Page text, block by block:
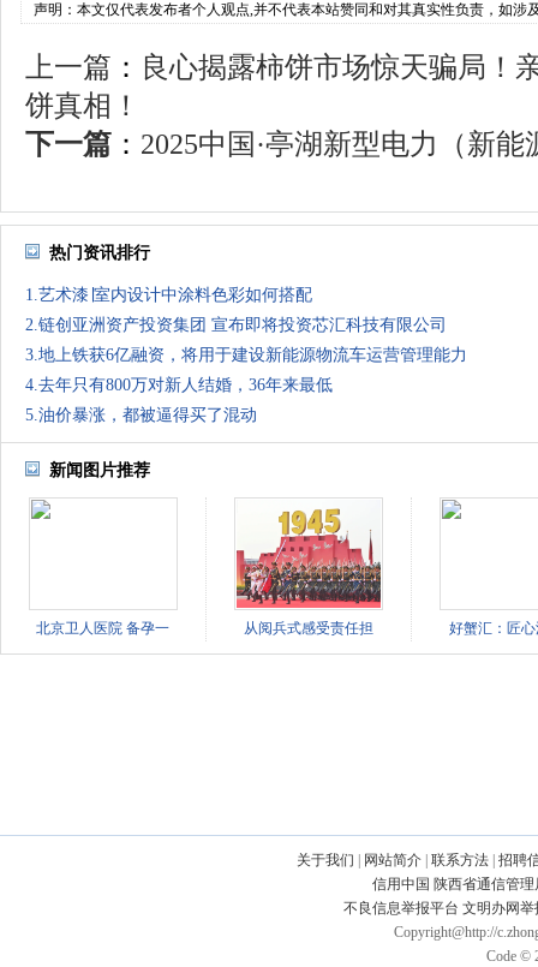
声明：本文仅代表发布者个人观点,并不代表本站赞同和对其真实性负责，如涉
上一篇 ： 良心揭露柿饼市场惊天骗局！
饼真相！
下一篇 ： 2025中国·亭湖新型电力（新能
热门资讯排行
1.艺术漆∣室内设计中涂料色彩如何搭配
2.链创亚洲资产投资集团 宣布即将投资芯汇科技有限公司
3.地上铁获6亿融资，将用于建设新能源物流车运营管理能力
4.去年只有800万对新人结婚，36年来最低
5.油价暴涨，都被逼得买了混动
新闻图片推荐
北京卫人医院 备孕一 从阅兵式感受责任担 好蟹汇：匠
关于我们 网站简介 联系方法 招聘
信用中国 陕西省通信管理
不良信息举报平台 文明办网
Copyright@http://
Code ©